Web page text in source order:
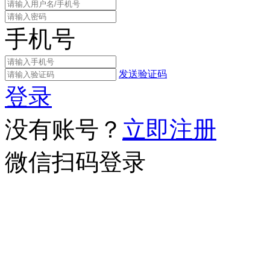
手机号
发送验证码
登录
没有账号？ 立即注册
微信扫码登录